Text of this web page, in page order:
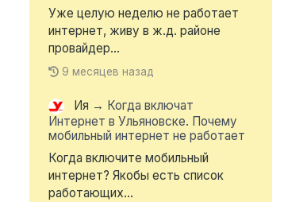
Уже целую неделю не работает
интернет, живу в ж.д. районе
провайдер...
9 месяцев назад
Ия → Когда включат
Интернет в Ульяновске. Почему
мобильный интернет не работает
Когда включите мобильный
интернет? Якобы есть список
работающих...